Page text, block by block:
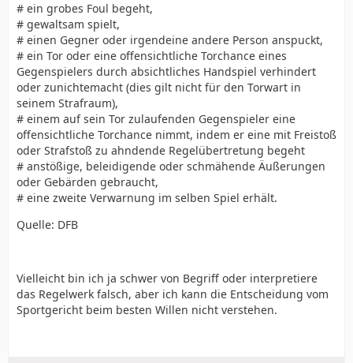
# ein grobes Foul begeht,
# gewaltsam spielt,
# einen Gegner oder irgendeine andere Person anspuckt,
# ein Tor oder eine offensichtliche Torchance eines
Gegenspielers durch absichtliches Handspiel verhindert
oder zunichtemacht (dies gilt nicht für den Torwart in
seinem Strafraum),
# einem auf sein Tor zulaufenden Gegenspieler eine
offensichtliche Torchance nimmt, indem er eine mit Freistoß
oder Strafstoß zu ahndende Regelübertretung begeht
# anstößige, beleidigende oder schmähende Äußerungen
oder Gebärden gebraucht,
# eine zweite Verwarnung im selben Spiel erhält.
Quelle: DFB
Vielleicht bin ich ja schwer von Begriff oder interpretiere
das Regelwerk falsch, aber ich kann die Entscheidung vom
Sportgericht beim besten Willen nicht verstehen.